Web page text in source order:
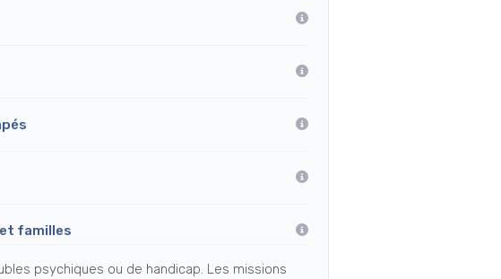
familles
psychiques ou de handicap. Les missions